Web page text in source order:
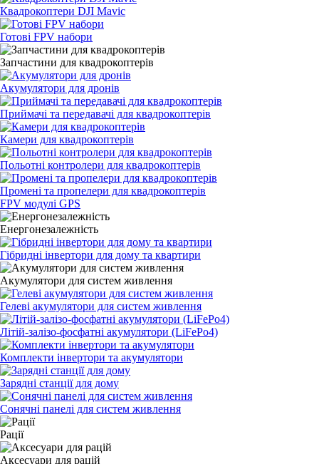
Квадрокоптери DJI Mavic
Готові FPV набори
Запчастини для квадрокоптерів
Акумулятори для дронів
Приймачі та передавачі для квадрокоптерів
Камери для квадрокоптерів
Польотні контролери для квадрокоптерів
Промені та пропелери для квадрокоптерів
FPV модулі GPS
Енергонезалежність
Гібридні інвертори для дому та квартири
Акумулятори для систем живлення
Гелеві акумулятори для систем живлення
Літій-залізо-фосфатні акумулятори (LiFePo4)
Комплекти інвертори та акумулятори
Зарядні станції для дому
Сонячні панелі для систем живлення
Рації
Аксесуари для рацій